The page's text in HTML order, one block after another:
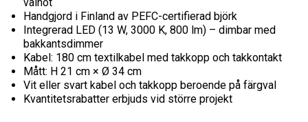
Handgjord i Finland av PEFC-certifierad björk
Integrerad LED (13 W, 3000 K, 800 lm) – dimbar med
bakkantsdimmer
Kabel: 180 cm textilkabel med takkopp och takkontakt
Mått: H 21 cm × Ø 34 cm
Vit eller svart kabel och takkopp beroende på färgval
Kvantitetsrabatter erbjuds vid större projekt